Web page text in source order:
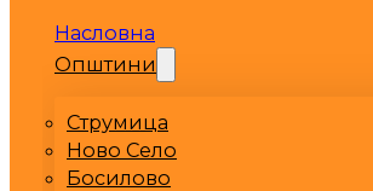
Насловна
Општини
Струмица
Ново Село
Босилово